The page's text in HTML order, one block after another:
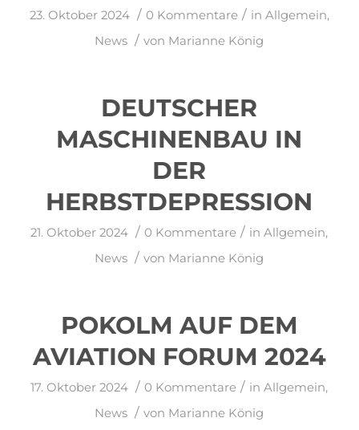
23. Oktober 2024 / 0 Kommentare / in Allgemein,
News / von Marianne König
DEUTSCHER
MASCHINENBAU IN
DER
HERBSTDEPRESSION
21. Oktober 2024 / 0 Kommentare / inAllgemein,
News / von Marianne König
POKOLM AUF DEM
AVIATION FORUM 2024
17. Oktober 2024 / 0 Kommentare / inAllgemein,
News / von Marianne König